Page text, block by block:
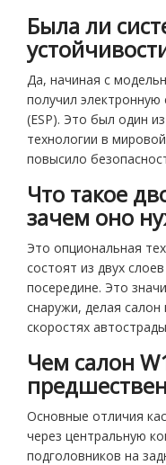
Была ли
Да, начиная с
получил электронную
(ESP). Это был один
технологии в
повысило
Что такое
зачем оно
Это опциональная
состоят из двух
посередине. Это
снаружи, делая салон
скоростях
Чем салон
Основные отличия
через центральную
подголовников на